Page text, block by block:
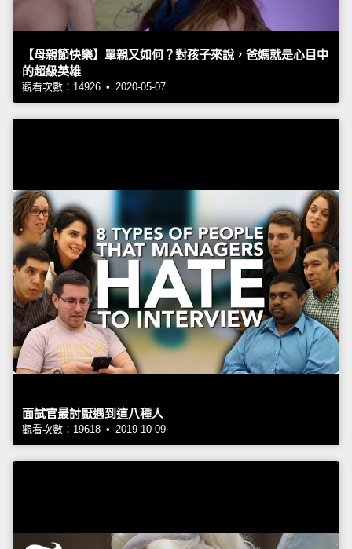
【母親節快樂】單親又如何？對孩子來說，爸媽就是心目中
的超級英雄
觀看次數：14926 • 2020-05-07
面試官最討厭遇到這八種人
觀看次數：19618 • 2019-10-09